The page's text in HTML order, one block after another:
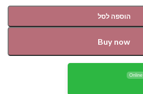
הוספה לסל
Buy now
Online